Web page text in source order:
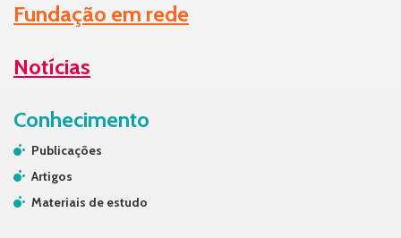
Fundação em rede
Notícias
Conhecimento
Publicações
Artigos
Materiais de estudo